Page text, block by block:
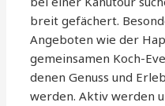
breit gefächert.
Angeboten wie der
gemeinsamen Koch-
denen Genuss und
werden. Aktiv werden